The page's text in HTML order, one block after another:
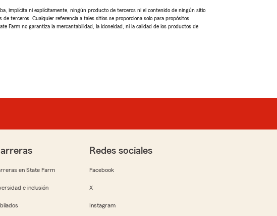
implícita ni explícitamente, ningún producto de terceros ni el contenido de ningún sitio
terceros. Cualquier referencia a tales sitios se proporciona solo para propósitos
Farm no garantiza la mercantabilidad, la idoneidad, ni la calidad de los productos de
en State Farm
e inclusión
Redes sociales
Facebook
X
Instagram